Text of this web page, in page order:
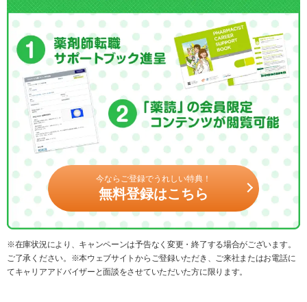
今ならご登録でうれしい特典！
無料登録はこちら
※在庫状況により、キャンペーンは予告なく変更・終了する場合がございます。
ご了承ください。※本ウェブサイトからご登録いただき、ご来社またはお電話に
てキャリアアドバイザーと面談をさせていただいた方に限ります。